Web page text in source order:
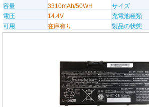
容量
3310mAh/50WH
サイズ
電圧
14.4V 充電池種類
可用
在庫有り 製品の状態